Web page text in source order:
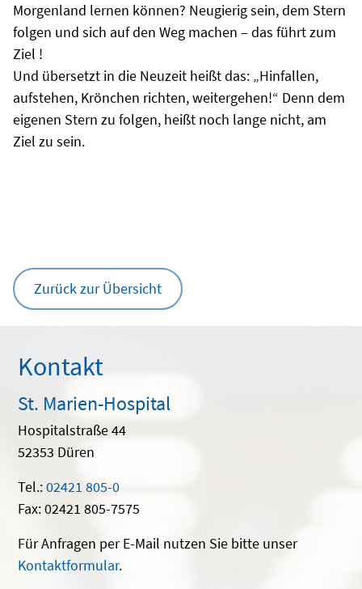
Morgenland lernen können? Neugierig sein, dem Stern
folgen und sich auf den Weg machen – das führt zum
Ziel !
Und übersetzt in die Neuzeit heißt das: „Hinfallen,
aufstehen, Krönchen richten, weitergehen!“ Denn dem
eigenen Stern zu folgen, heißt noch lange nicht, am
Ziel zu sein.
Zurück zur Übersicht
Kontakt
St. Marien-Hospital
Hospitalstraße 44
52353 Düren
Tel.:02421 805-0
Fax: 02421 805-7575
Für Anfragen per E-Mail nutzen Sie bitte unser
Kontaktformular.